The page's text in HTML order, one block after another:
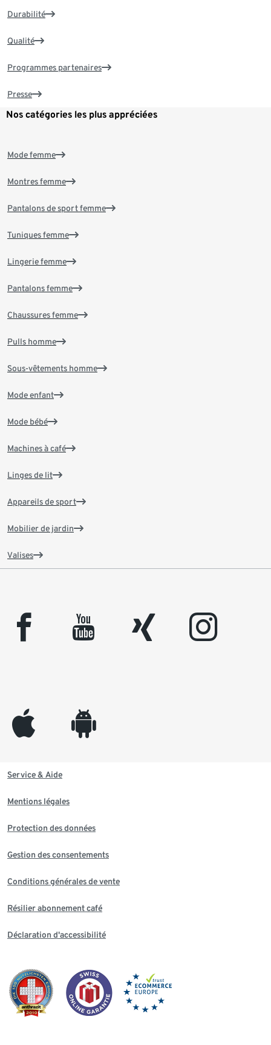
Durabilité
Qualité
Programmes partenaires
Presse
Nos catégories les plus appréciées
Mode femme
Montres femme
Pantalons de sport femme
Tuniques femme
Lingerie femme
Pantalons femme
Chaussures femme
Pulls homme
Sous-vêtements homme
Mode enfant
Mode bébé
Machines à café
Linges de lit
Appareils de sport
Mobilier de jardin
Valises
facebook youtube xing instagram
appleinc android
Service & Aide
Mentions légales
Protection des données
Gestion des consentements
Conditions générales de vente
Résilier abonnement café
Déclaration d'accessibilité